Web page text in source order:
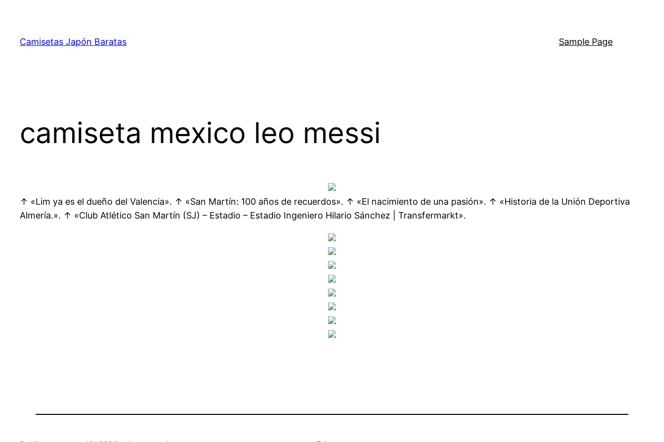
contenido
Camisetas Japón Baratas Sample Page
camiseta mexico leo messi
↑ «Lim ya es el dueño del Valencia». ↑ «San Martín: 100 años de recuerdos». ↑ «El nacimiento de una pasión». ↑ «Historia de la Unión Deportiva
Almería.». ↑ «Club Atlético San Martín (SJ) – Estadio – Estadio Ingeniero Hilario Sánchez | Transfermarkt».